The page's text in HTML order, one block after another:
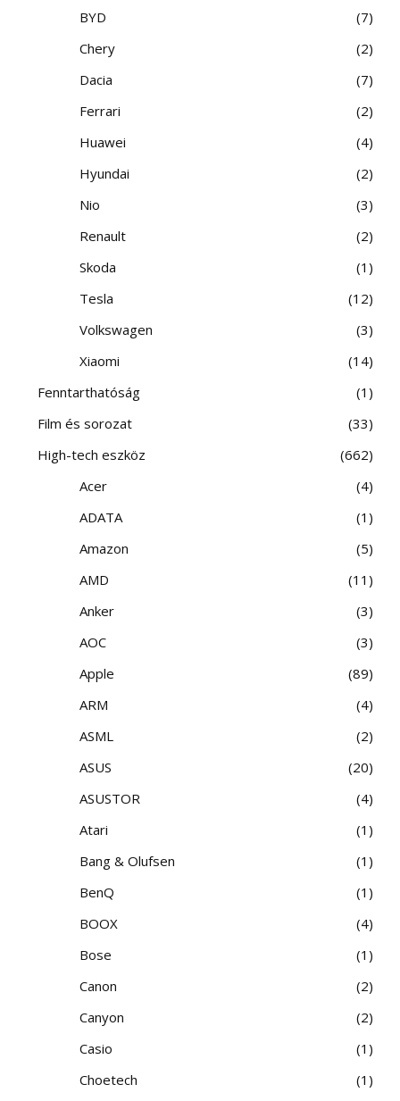
BYD
7
Chery
2
Dacia
7
Ferrari
2
Huawei
4
Hyundai
2
Nio
3
Renault
2
Skoda
1
Tesla
12
Volkswagen
3
Xiaomi
14
Fenntarthatóság
1
Film és sorozat
33
High-tech eszköz
662
Acer
4
ADATA
1
Amazon
5
AMD
11
Anker
3
AOC
3
Apple
89
ARM
4
ASML
2
ASUS
20
ASUSTOR
4
Atari
1
Bang & Olufsen
1
BenQ
1
BOOX
4
Bose
1
Canon
2
Canyon
2
Casio
1
Choetech
1